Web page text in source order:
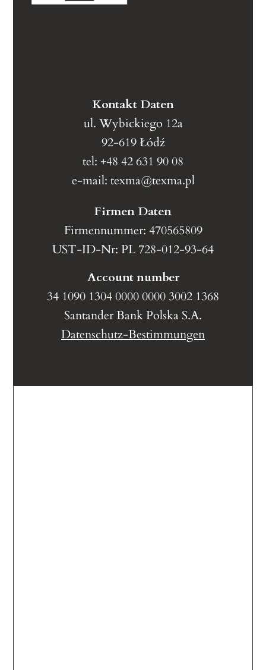
Kontakt Daten
ul. Wybickiego 12a
92-619 Łódź
tel: +48 42 631 90 08
e-mail: texma@texma.pl
Firmen Daten
Firmennummer: 470565809
UST-ID-Nr: PL 728-012-93-64
Account number
34 1090 1304 0000 0000 3002 1368
Santander Bank Polska S.A.
Datenschutz-Bestimmungen